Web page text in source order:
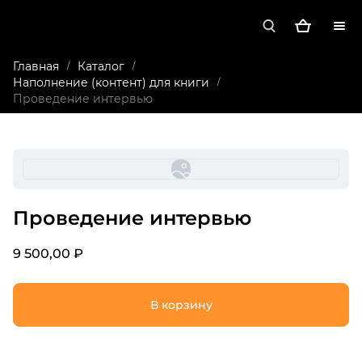
Главная / Каталог /
Наполнение (контент) для книги /
Проведение интервью
Проведение интервью
9 500,00 ₽
В корзину